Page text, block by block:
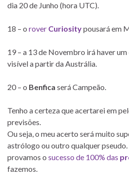
dia 20 de Junho (hora UTC).
18 – o rover Curiositypousará em
19 – a 13 de Novembro irá haver um
visível a partir da Austrália.
20 – o Benfica será Campeão.
Tenho a certeza que acertarei em
previsões.
Ou seja, o meu acerto será muito
astrólogo ou outro qualquer
provamos o sucesso de 100% das
fazemos.